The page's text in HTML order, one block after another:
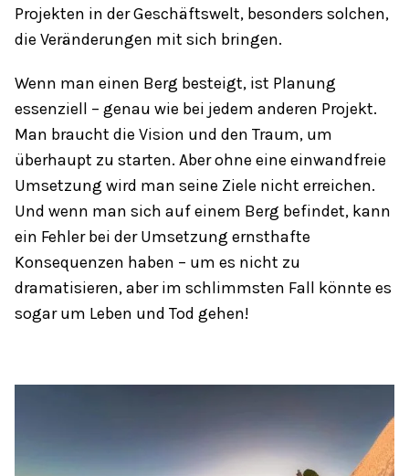
Projekten in der Geschäftswelt, besonders solchen,
die Veränderungen mit sich bringen.
Wenn man einen Berg besteigt, ist Planung
essenziell – genau wie bei jedem anderen Projekt.
Man braucht die Vision und den Traum, um
überhaupt zu starten. Aber ohne eine einwandfreie
Umsetzung wird man seine Ziele nicht erreichen.
Und wenn man sich auf einem Berg befindet, kann
ein Fehler bei der Umsetzung ernsthafte
Konsequenzen haben – um es nicht zu
dramatisieren, aber im schlimmsten Fall könnte es
sogar um Leben und Tod gehen!